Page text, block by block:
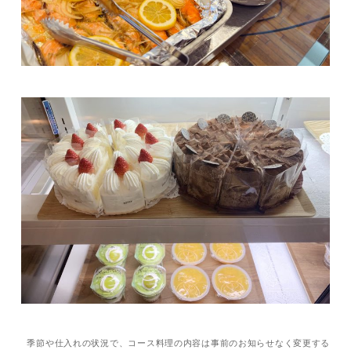
季節や仕入れの状況で、コース料理の内容は事前のお知らせなく変更する